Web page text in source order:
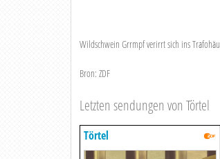
Wildschwein Grrmpf verirrt sich ins
Bron: ZDF
Letzten sendungen von Törtel
Törtel